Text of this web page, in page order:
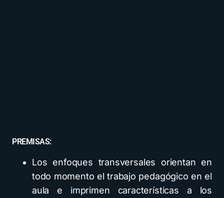
PREMISAS:
Los enfoques transversales orientan en
todo momento el trabajo pedagógico en el
aula e imprimen características a los